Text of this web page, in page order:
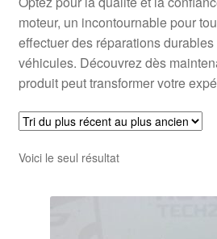
moteur, un incontournable pour
effectuer des réparations
véhicules. Découvrez dès
produit peut transformer votre
Voici le seul résultat